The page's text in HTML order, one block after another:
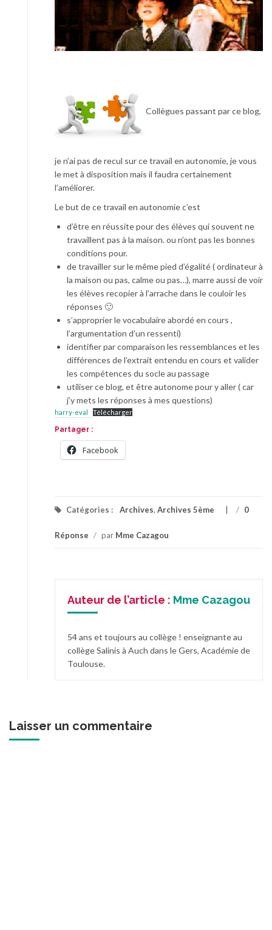
Collègues passant par ce blog,
je n’ai pas de recul sur ce travail en autonomie, je vous
le met à disposition mais il faudra certainement
l’améliorer.
Le but de ce travail en autonomie c’est
d’être en réussite pour des élèves qui souvent ne
travaillent pas à la maison. ou n’ont pas les bonnes
conditions pour.
de travailler sur le même pied d’égalité ( ordinateur à
la maison ou pas, calme ou pas…), marre aussi de voir
les élèves recopier à l’arrache dans le couloir les
réponses 🙂
s’approprier le vocabulaire abordé en cours ,
l’argumentation d’un ressenti)
identifier par comparaison les ressemblances et les
différences de l’extrait entendu en cours et valider
les compétences du socle au passage
utiliser ce blog, et être autonome pour y aller ( car
j’y mets les réponses à mes questions)
harry-eval Télécharger
Partager :
Facebook
Catégories : Archives, Archives 5ème / 0
Réponse / par Mme Cazagou
Auteur de l’article : Mme Cazagou
54 ans et toujours au collège ! enseignante au
collège Salinis à Auch dans le Gers, Académie de
Toulouse.
Laisser un commentaire